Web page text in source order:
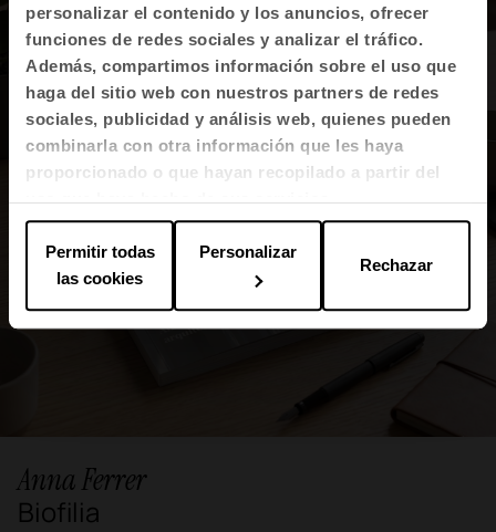
personalizar el contenido y los anuncios, ofrecer
funciones de redes sociales y analizar el tráfico.
Además, compartimos información sobre el uso que
haga del sitio web con nuestros partners de redes
sociales, publicidad y análisis web, quienes pueden
combinarla con otra información que les haya
proporcionado o que hayan recopilado a partir del
uso que haya hecho de sus servicios.
Permitir todas
las cookies
Personalizar
Rechazar
Anna Ferrer
Biofilia